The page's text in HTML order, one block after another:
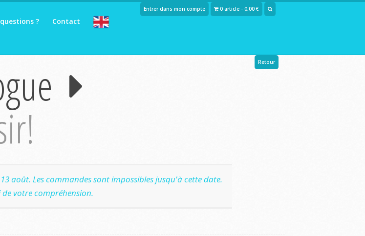
? Contact
Entrer dans mon compte 0 article - 0,00 €
Retour
août. Les commandes sont impossibles jusqu'à cette date.
de votre compréhension.